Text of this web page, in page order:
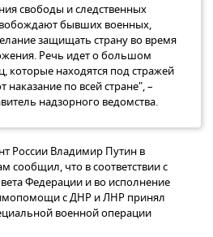
свободы и следственных
бывших военных,
защищать страну во время
Речь идет о большом
которые находятся под стражей
наказание по всей стране", –
надзорного ведомства.
России Владимир Путин в
сообщил, что в соответствии с
Федерации и во исполнение
с ДНР и ЛНР принял
военной операции